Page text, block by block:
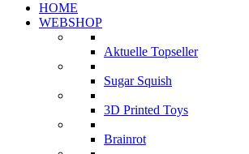
HOME
WEBSHOP
Aktuelle Topseller
Sugar Squish
3D Printed Toys
Brainrot